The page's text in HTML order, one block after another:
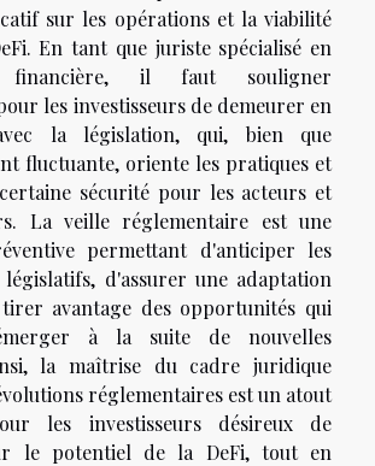
sur les opérations et la viabilité
En tant que juriste spécialisé en
financière, il faut souligner
les investisseurs de demeurer en
la législation, qui, bien que
fluctuante, oriente les pratiques et
sécurité pour les acteurs et
La veille réglementaire est une
permettant d'anticiper les
législatifs, d'assurer une adaptation
avantage des opportunités qui
à la suite de nouvelles
la maîtrise du cadre juridique
réglementaires est un atout
les investisseurs désireux de
le potentiel de la DeFi, tout en